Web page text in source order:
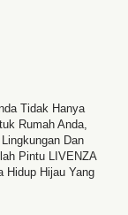
Tidak Hanya
Rumah Anda,
Dan
Pintu LIVENZA
Hidup Hijau Yang